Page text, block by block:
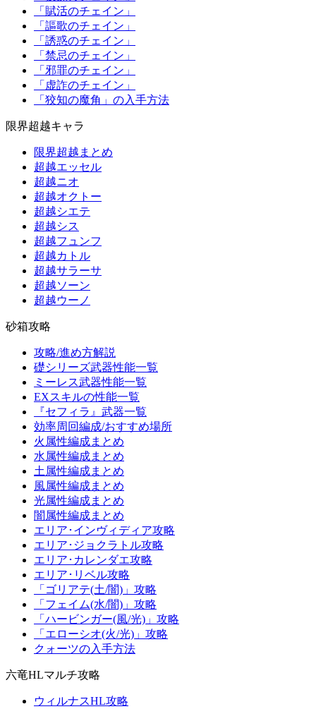
「賦活のチェイン」
「謳歌のチェイン」
「誘惑のチェイン」
「禁忌のチェイン」
「邪罪のチェイン」
「虚詐のチェイン」
「狡知の魔角」の入手方法
限界超越キャラ
限界超越まとめ
超越エッセル
超越ニオ
超越オクトー
超越シエテ
超越シス
超越フュンフ
超越カトル
超越サラーサ
超越ソーン
超越ウーノ
砂箱攻略
攻略/進め方解説
礎シリーズ武器性能一覧
ミーレス武器性能一覧
EXスキルの性能一覧
『セフィラ』武器一覧
効率周回編成/おすすめ場所
火属性編成まとめ
水属性編成まとめ
土属性編成まとめ
風属性編成まとめ
光属性編成まとめ
闇属性編成まとめ
エリア･インヴィディア攻略
エリア･ジョクラトル攻略
エリア･カレンダエ攻略
エリア･リベル攻略
「ゴリアテ(土/闇)」攻略
「フェイム(水/闇)」攻略
「ハービンガー(風/光)」攻略
「エローシオ(火/光)」攻略
クォーツの入手方法
六竜HLマルチ攻略
ウィルナスHL攻略